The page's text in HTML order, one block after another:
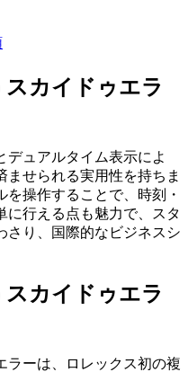
カイドゥエラ
デュアルタイム表示によ
ませられる実用性を持ちま
操作することで、時刻・
に行える点も魅力で、スタ
さり、国際的なビジネスシ
カイドゥエラ
ラーは、ロレックス初の複